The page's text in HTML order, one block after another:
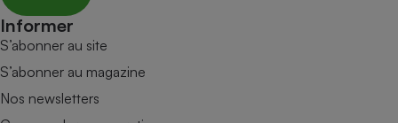
Informer
S’abonner au site
S’abonner au magazine
Nos newsletters